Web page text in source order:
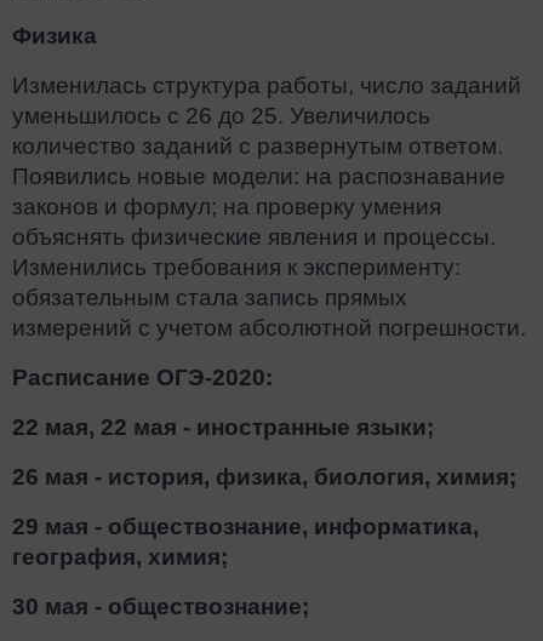
Физика
Изменилась структура работы, число заданий
уменьшилось с 26 до 25. Увеличилось
количество заданий с развернутым ответом.
Появились новые модели: на распознавание
законов и формул; на проверку умения
объяснять физические явления и процессы.
Изменились требования к эксперименту:
обязательным стала запись прямых
измерений с учетом абсолютной погрешности.
Расписание ОГЭ-2020:
22 мая, 22 мая - иностранные языки;
26 мая - история, физика, биология, химия;
29 мая - обществознание, информатика,
география, химия;
30 мая - обществознание;